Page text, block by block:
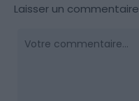
Laisser un commentaire